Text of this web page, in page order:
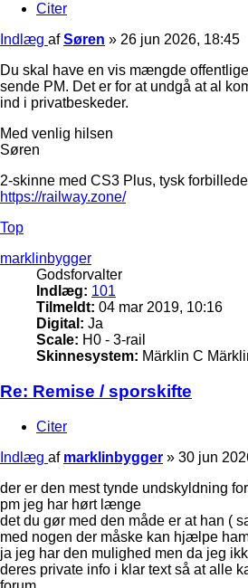
Citer
Indlæg afSøren » 26 jun 2026, 18:45
Du skal have en vis mængde
sende PM. Det er for at undgå at al
ind i privatbeskeder.
Med venlig hilsen
Søren
2-skinne med CS3 Plus, tysk forbillede
https://railway.zone/
Top
marklinbygger
Godsforvalter
Indlæg: 101
Tilmeldt: 04 mar 2019, 10:16
Digital: Ja
Scale: H0 - 3-rail
Skinnesystem: Märklin C
Re: Remise / sporskifte
Citer
Indlæg af marklinbygger » 30 jun
der er den mest tynde undskyldning
pm jeg har hørt længe
det du gør med den måde er at han (
med nogen der måske kan hjælpe
ja jeg har den mulighed men da jeg
deres private info i klar text så at alle